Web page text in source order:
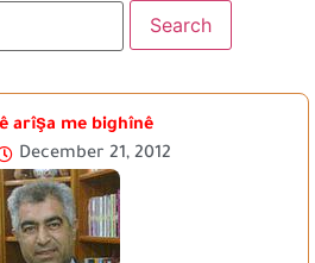
arîşa me bighînê
December 21, 2012